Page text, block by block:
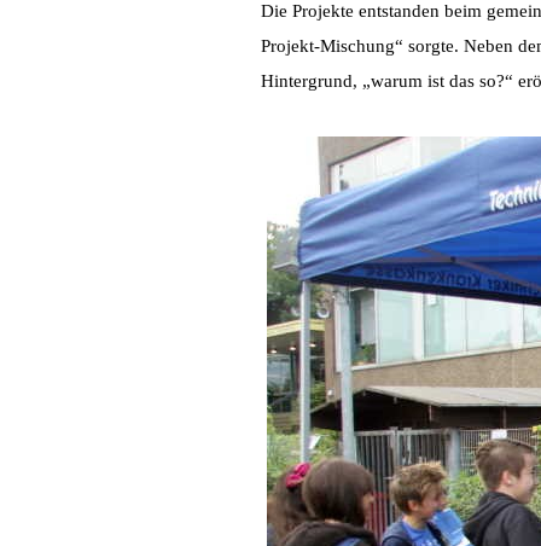
Die Projekte entstanden beim
Projekt-Mischung“ sorgte. Neben
Hintergrund, „warum ist das so?“